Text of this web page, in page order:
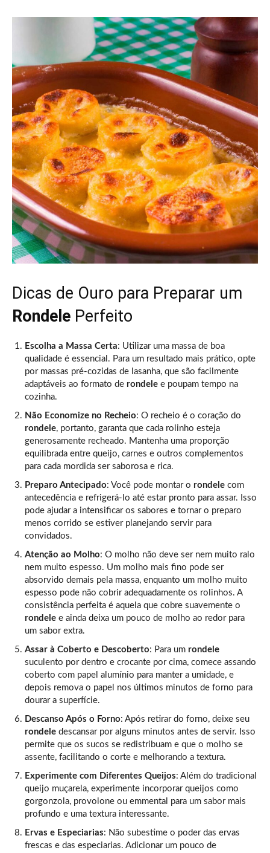
Dicas de Ouro para Preparar um
Rondele Perfeito
Escolha a Massa Certa: Utilizar uma massa de boa
qualidade é essencial. Para um resultado mais prático, opte
por massas pré-cozidas de lasanha, que são facilmente
adaptáveis ao formato de rondele e poupam tempo na
cozinha.
Não Economize no Recheio: O recheio é o coração do
rondele, portanto, garanta que cada rolinho esteja
generosamente recheado. Mantenha uma proporção
equilibrada entre queijo, carnes e outros complementos
para cada mordida ser saborosa e rica.
Preparo Antecipado: Você pode montar o rondele com
antecedência e refrigerá-lo até estar pronto para assar. Isso
pode ajudar a intensificar os sabores e tornar o preparo
menos corrido se estiver planejando servir para
convidados.
Atenção ao Molho: O molho não deve ser nem muito ralo
nem muito espesso. Um molho mais fino pode ser
absorvido demais pela massa, enquanto um molho muito
espesso pode não cobrir adequadamente os rolinhos. A
consistência perfeita é aquela que cobre suavemente o
rondele e ainda deixa um pouco de molho ao redor para
um sabor extra.
Assar à Coberto e Descoberto: Para um rondele
suculento por dentro e crocante por cima, comece assando
coberto com papel alumínio para manter a umidade, e
depois remova o papel nos últimos minutos de forno para
dourar a superfície.
Descanso Após o Forno: Após retirar do forno, deixe seu
rondele descansar por alguns minutos antes de servir. Isso
permite que os sucos se redistribuam e que o molho se
assente, facilitando o corte e melhorando a textura.
Experimente com Diferentes Queijos: Além do tradicional
queijo muçarela, experimente incorporar queijos como
gorgonzola, provolone ou emmental para um sabor mais
profundo e uma textura interessante.
Ervas e Especiarias: Não subestime o poder das ervas
frescas e das especiarias. Adicionar um pouco de